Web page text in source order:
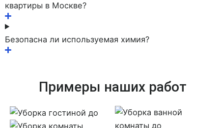
квартиры в Москве?
Безопасна ли используемая химия?
Примеры наших работ